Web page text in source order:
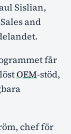
Sislian,
and
får
OEM-stöd,
chef för